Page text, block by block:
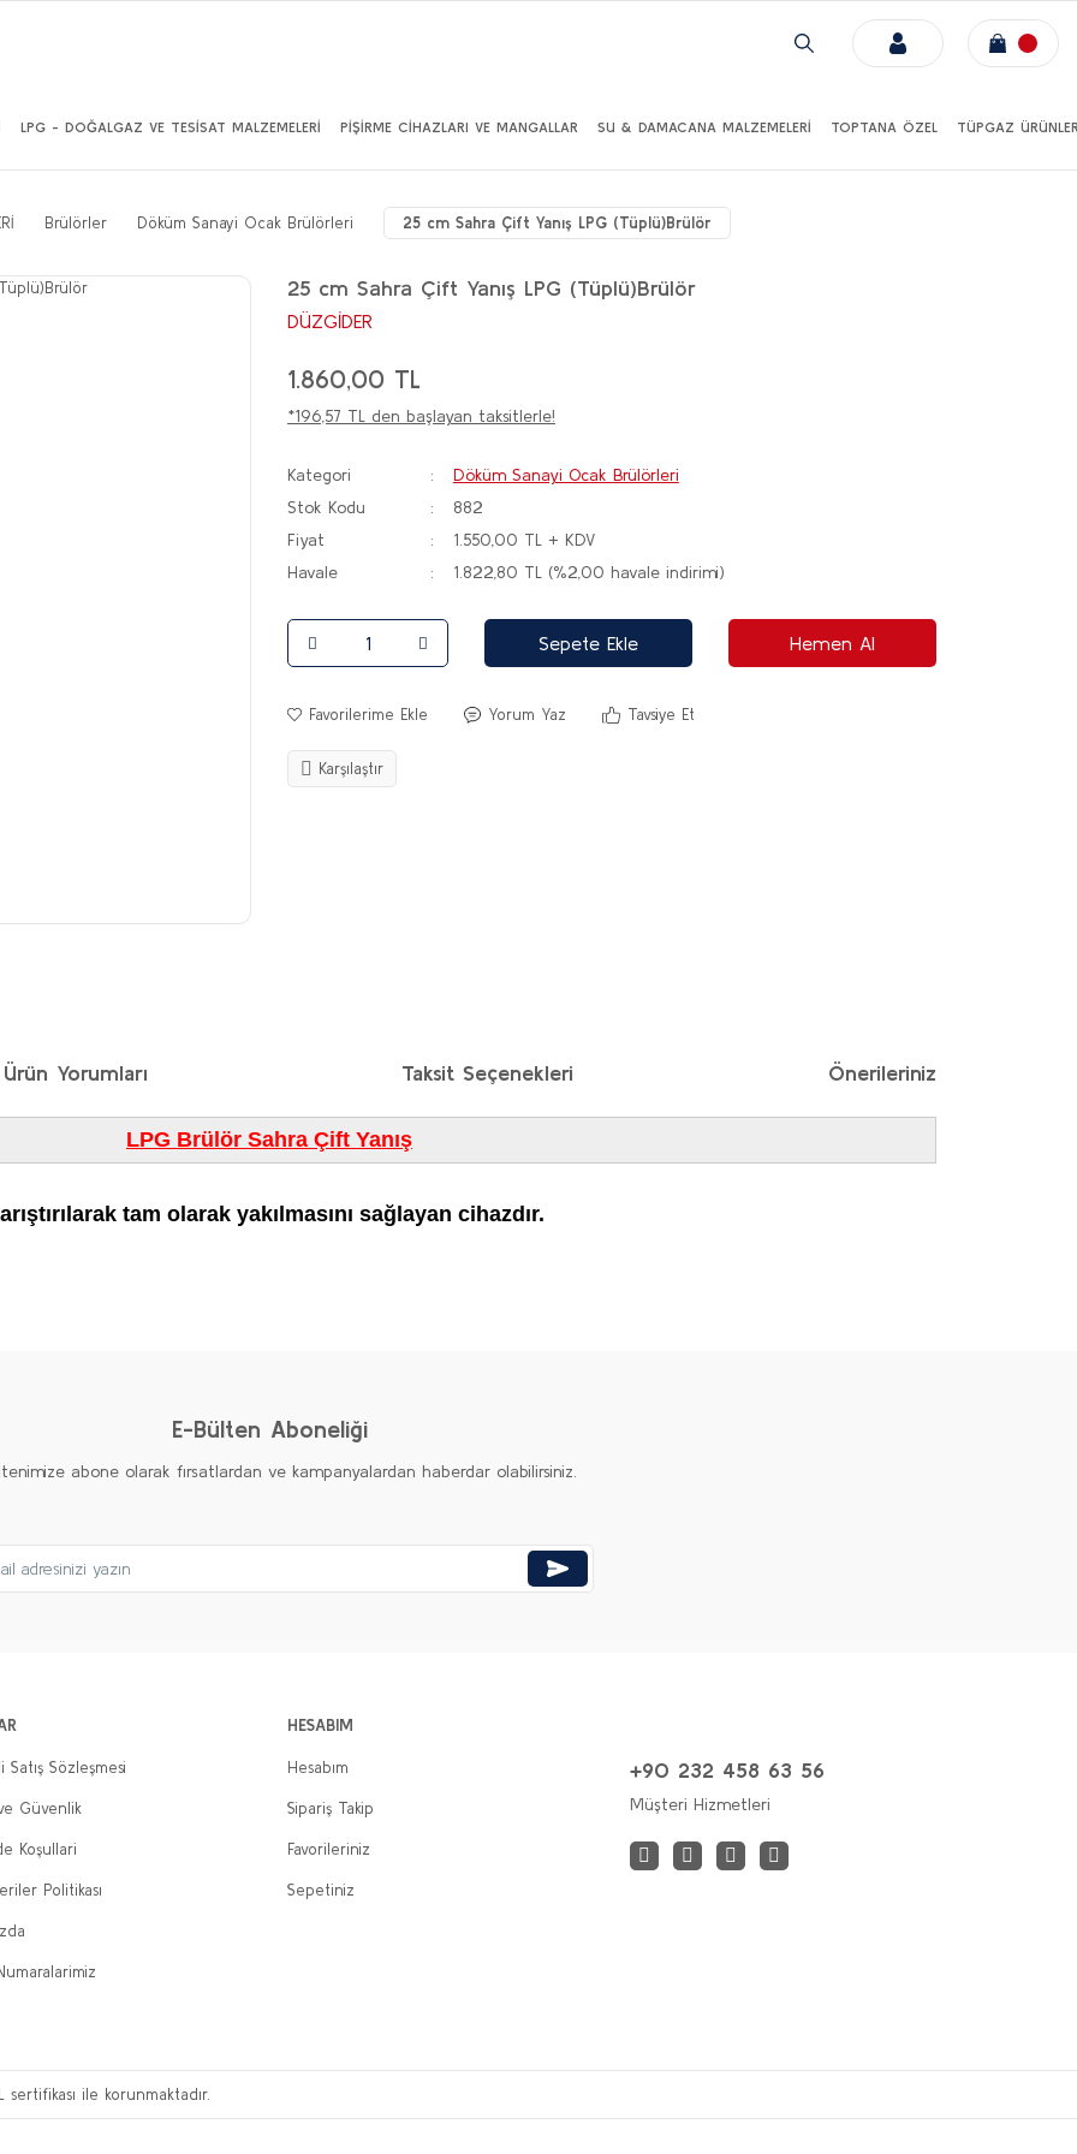
LPG - DOĞALGAZ VE TESİSAT MALZEMELERİ PİŞİRME CİHAZLARI VE MANGALLAR SU & DAMACANA MALZEMELERİ TOPTANA ÖZEL TÜPGAZ
Brülörler Döküm Sanayi Ocak Brülörleri 25 cm Sahra Çift Yanış LPG (Tüplü)Brülör
25 cm Sahra Çift Yanış LPG (Tüplü)Brülör
DÜZGİDER
1.860,00 TL
*196,57 TL den başlayan taksitlerle!
Kategori
Döküm Sanayi Ocak Brülörleri
Stok Kodu
882
Fiyat
1.550,00 TL + KDV
Havale
1.822,80 TL (%2,00 havale indirimi)
Sepete Ekle Hemen Al
Yorum Yaz Tavsiye Et
Karşılaştır
Ürün Yorumları Taksit Seçenekleri Önerileriniz
LPG Brülör Sahra Çift Yanış
tam olarak yakılmasını sağlayan cihazdır.
E-Bülten Aboneliği
abone olarak fırsatlardan ve kampanyalardan haberdar olabilirsiniz.
Satış Sözleşmesi
Güvenlik
Koşullari
Politikası
HESABIM
Hesabım
Sipariş Takip
Favorileriniz
Sepetiniz
+90 232 458 63 56
Müşteri Hizmetleri
sertifikası ile korunmaktadır.